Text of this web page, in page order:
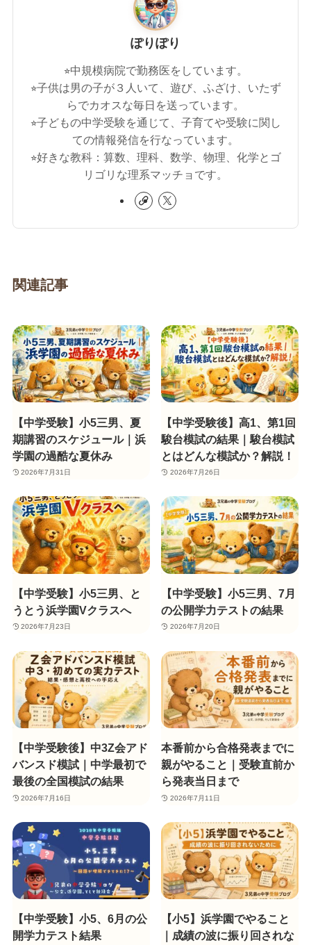
ぽりぽり
⭐︎中規模病院で勤務医をしています。
⭐︎子供は男の子が３人いて、遊び、ふざけ、いたず
らでカオスな毎日を送っています。
⭐︎子どもの中学受験を通じて、子育てや受験に関し
ての情報発信を行なっています。
⭐︎好きな教科：算数、理科、数学、物理、化学とゴ
リゴリな理系マッチョです。
関連記事
【中学受験】小5三男、夏
期講習のスケジュール｜浜
学園の過酷な夏休み
2026年7月31日
【中学受験後】高1、第1回
駿台模試の結果｜駿台模試
とはどんな模試か？解説！
2026年7月26日
【中学受験】小5三男、と
うとう浜学園Vクラスへ
2026年7月23日
【中学受験】小5三男、7月
の公開学力テストの結果
2026年7月20日
【中学受験後】中3Z会アド
バンスド模試｜中学最初で
最後の全国模試の結果
2026年7月16日
本番前から合格発表までに
親がやること｜受験直前か
ら発表当日まで
2026年7月11日
【中学受験】小5、6月の公
開学力テスト結果
【小5】浜学園でやること
｜成績の波に振り回されな